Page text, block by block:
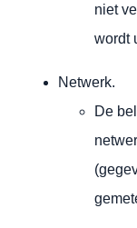
niet
wordt
Netwerk.
De